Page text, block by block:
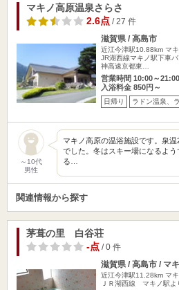
マキノ高原温泉さらさ
2.6点/ 27 件
滋賀県 / 高島市
近江今津駅10.88km マ
JR湖西線マキノ駅下車
神高速京都東…
営業時間 10:00～21:00
入浴料金 850円～
日帰り ラドン温泉、
～10代
男性
マキノ高原の温浴施設です。泉
でした。冬はスキー場になるよ
る…
関連情報から探す
茅葺の里 白谷荘
-点/ 0 件
滋賀県 / 高島市 / マ
近江今津駅11.28km マ
ＪＲ湖西線 マキノ駅よ